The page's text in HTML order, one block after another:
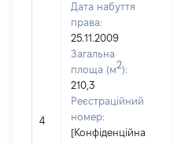
4
Дата набуття
права:
25.11.2009
Загальна
площа (м2):
210,3
Реєстраційний
номер:
[Конфіденційна